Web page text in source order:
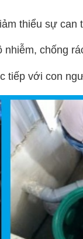
thiểu sự can
chống
tiếp với con